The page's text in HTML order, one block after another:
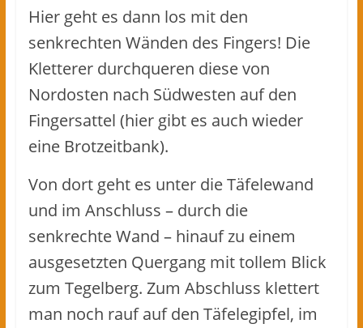
Hier geht es dann los mit den
senkrechten Wänden des Fingers! Die
Kletterer durchqueren diese von
Nordosten nach Südwesten auf den
Fingersattel (hier gibt es auch wieder
eine Brotzeitbank).
Von dort geht es unter die Täfelewand
und im Anschluss – durch die
senkrechte Wand – hinauf zu einem
ausgesetzten Quergang mit tollem Blick
zum Tegelberg. Zum Abschluss klettert
man noch rauf auf den Täfelegipfel, im